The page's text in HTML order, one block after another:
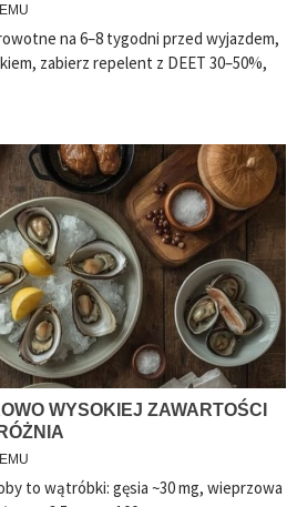
na 6–8 tygodni przed wyjazdem,
zabierz repelent z DEET 30–50%,
WYSOKIEJ ZAWARTOŚCI
to wątróbki: gęsia ~30 mg, wieprzowa